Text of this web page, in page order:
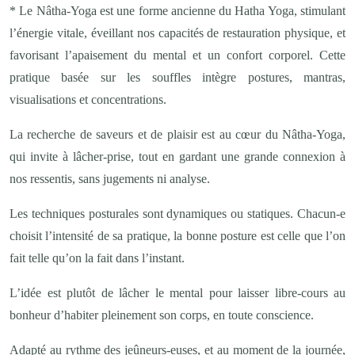
* Le Nâtha-Yoga est une forme ancienne du Hatha Yoga, stimulant
l’énergie vitale, éveillant nos capacités de restauration physique, et
favorisant l’apaisement du mental et un confort corporel. Cette
pratique basée sur les souffles intègre postures, mantras,
visualisations et concentrations.
La recherche de saveurs et de plaisir est au cœur du Nâtha-Yoga,
qui invite à lâcher-prise, tout en gardant une grande connexion à
nos ressentis, sans jugements ni analyse.
Les techniques posturales sont dynamiques ou statiques. Chacun-e
choisit l’intensité de sa pratique,la bonne posture est celle que l’on
fait telle qu’on la fait dans l’instant.
L’idée est plutôt de lâcher le mental pour laisser libre-cours au
bonheur d’habiter pleinement son corps, en toute conscience.
Adapté au rythme des jeûneurs-euses, et au moment de la journée,